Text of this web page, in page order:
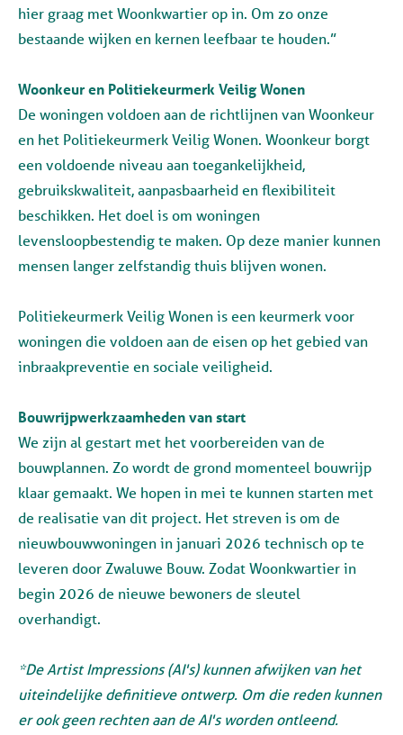
hier graag met Woonkwartier op in. Om zo onze
bestaande wijken en kernen leefbaar te houden.”
Woonkeur en Politiekeurmerk Veilig Wonen
De woningen voldoen aan de richtlijnen van Woonkeur
en het Politiekeurmerk Veilig Wonen. Woonkeur borgt
een voldoende niveau aan toegankelijkheid,
gebruikskwaliteit, aanpasbaarheid en flexibiliteit
beschikken. Het doel is om woningen
levensloopbestendig te maken. Op deze manier kunnen
mensen langer zelfstandig thuis blijven wonen.
Politiekeurmerk Veilig Wonen is een keurmerk voor
woningen die voldoen aan de eisen op het gebied van
inbraakpreventie en sociale veiligheid.
Bouwrijpwerkzaamheden van start
We zijn al gestart met het voorbereiden van de
bouwplannen. Zo wordt de grond momenteel bouwrijp
klaar gemaakt. We hopen in mei te kunnen starten met
de realisatie van dit project. Het streven is om de
nieuwbouwwoningen in januari 2026 technisch op te
leveren door Zwaluwe Bouw. Zodat Woonkwartier in
begin 2026 de nieuwe bewoners de sleutel
overhandigt.
*De Artist Impressions (AI's) kunnen afwijken van het
uiteindelijke definitieve ontwerp. Om die reden kunnen
er ook geen rechten aan de AI's worden ontleend.